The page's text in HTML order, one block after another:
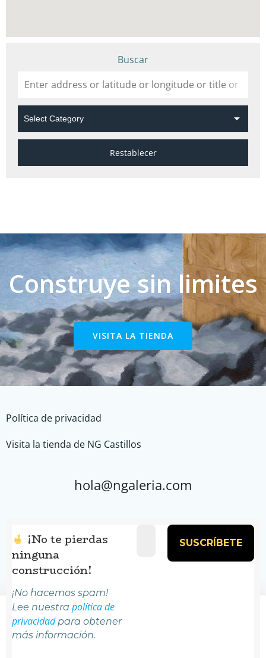
¡No te pierdas ninguna construcción!
Buscar
Construye sin limites
VISITA LA TIENDA
Política de privacidad
Visita la tienda de NG Castillos
hola@ngaleria.com
¡No te pierdas
ninguna
construcción!
¡No hacemos spam!
Lee nuestra política de
privacidadpara obtener
más información.